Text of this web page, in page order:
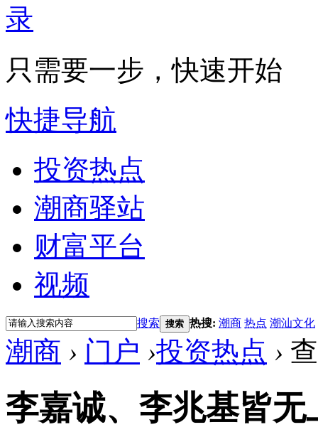
只需要一步，快速开始
快捷导航
投资热点
潮商驿站
财富平台
视频
搜索 搜索 热搜: 潮商 热点 潮汕文化
潮商 › 门户 ›投资热点 ›
李嘉诚、李兆基皆